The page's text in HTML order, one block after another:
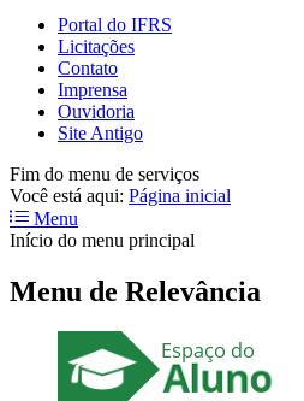
Portal do IFRS
Licitações
Contato
Imprensa
Ouvidoria
Site Antigo
Fim do menu de serviços
Você está aqui: Página inicial
Menu
Início do menu principal
Menu de Relevância